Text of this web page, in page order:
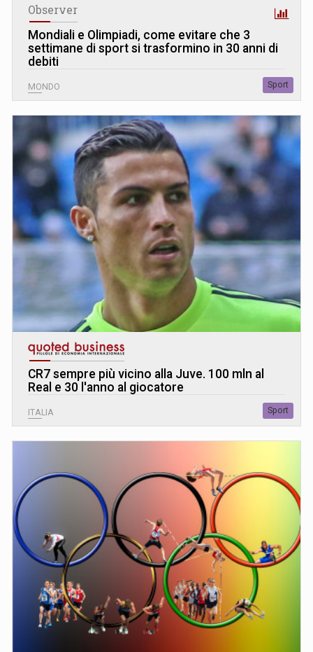
Observer
Mondiali e Olimpiadi, come evitare che 3
settimane di sport si trasformino in 30 anni di
debiti
MONDO Sport
CR7 sempre più vicino alla Juve. 100 mln al
Real e 30 l'anno al giocatore
ITALIA Sport